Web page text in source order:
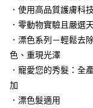
３．安心：先確認商品
【「AFTEE先享後付」
１．於結帳方式選擇「
２．訂單成立數日內，
３．收到繳費通知簡訊
ATM／網路銀行／等多
※ 請注意：結帳手續完
購買商品的店家。未經
付款後萊爾富取貨
每筆NT$100，滿
付款後7-11取貨
每筆NT$100，滿
宅配
．使用高品質護膚科
．零動物實驗且嚴選
．漂色系列－輕鬆去
色、重現光澤
．寵愛您的秀髮：全
加
．漂色髮適用